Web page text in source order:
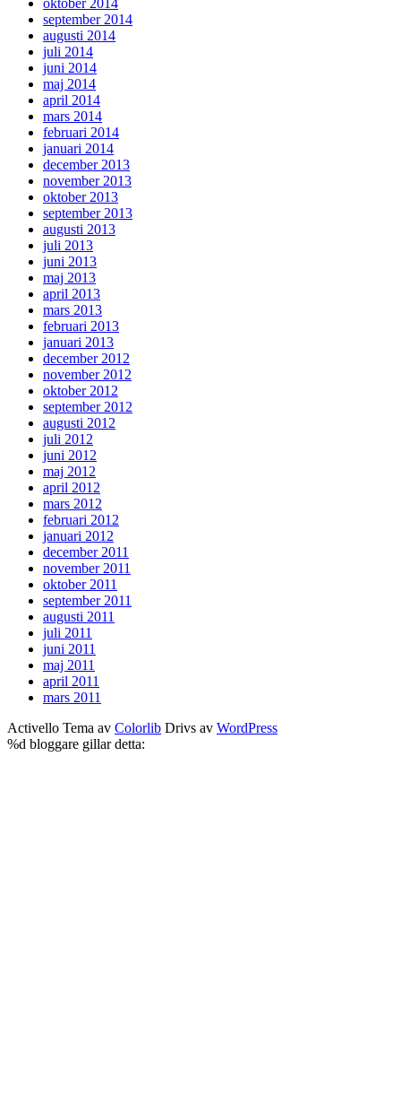
september 2014
augusti 2014
juli 2014
juni 2014
maj 2014
april 2014
mars 2014
februari 2014
januari 2014
december 2013
november 2013
oktober 2013
september 2013
augusti 2013
juli 2013
juni 2013
maj 2013
april 2013
mars 2013
februari 2013
januari 2013
december 2012
november 2012
oktober 2012
september 2012
augusti 2012
juli 2012
juni 2012
maj 2012
april 2012
mars 2012
februari 2012
januari 2012
december 2011
november 2011
oktober 2011
september 2011
augusti 2011
juli 2011
juni 2011
maj 2011
april 2011
mars 2011
Activello Tema av Colorlib Drivs av WordPress
%d bloggare gillar detta: